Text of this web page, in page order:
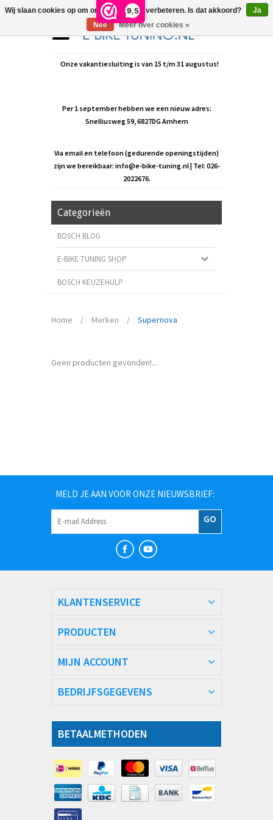
9,5
Onze vakantiesluiting is van 15 t/m 31 augustus!
Per 1 september hebben we een nieuw adres:
Snelliusweg 59, 6827DG Arnhem
Via email en telefoon (gedurende openingstijden)
zijn we bereikbaar: info@e-bike-tuning.nl| Tel: 026-
2022676.
Categorieën
BOSCH BLOG
E-BIKE TUNING SHOP
BOSCH KEUZEHULP
Home / Merken / Supernova
Geen producten gevonden!...
MELD JE AAN VOOR ONZE NIEUWSBRIEF:
GO
KLANTENSERVICE
PRODUCTEN
MIJN ACCOUNT
BEDRIJFSGEGEVENS
BETAALMETHODEN
Wij slaan cookies op om onze website te verbeteren. Is dat akkoord?
Ja
Nee
Meer over cookies »